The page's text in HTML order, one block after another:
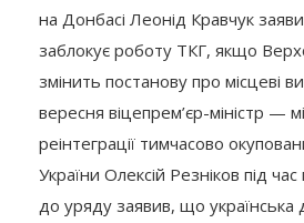
на Донбасі Леонід Кравчук
заблокує роботу ТКГ, якщо
змінить постанову про місцеві
вересня віцепрем’єр-міністр —
реінтеграції тимчасово
України Олексій Резніков під
до уряду заявив, що українська